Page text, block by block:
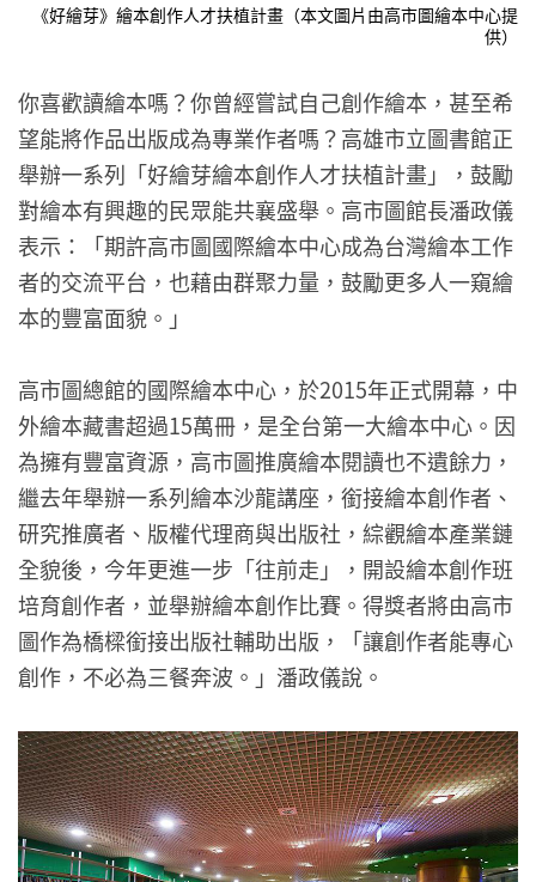
《好繪芽》繪本創作人才扶植計畫（本文圖片由高市圖繪本中心提
供）
你喜歡讀繪本嗎？你曾經嘗試自己創作繪本，甚至希
望能將作品出版成為專業作者嗎？高雄市立圖書館正
舉辦一系列「好繪芽繪本創作人才扶植計畫」，鼓勵
對繪本有興趣的民眾能共襄盛舉。高市圖館長潘政儀
表示：「期許高市圖國際繪本中心成為台灣繪本工作
者的交流平台，也藉由群聚力量，鼓勵更多人一窺繪
本的豐富面貌。」
高市圖總館的國際繪本中心，於2015年正式開幕，中
外繪本藏書超過15萬冊，是全台第一大繪本中心。因
為擁有豐富資源，高市圖推廣繪本閱讀也不遺餘力，
繼去年舉辦一系列繪本沙龍講座，銜接繪本創作者、
研究推廣者、版權代理商與出版社，綜觀繪本產業鏈
全貌後，今年更進一步「往前走」，開設繪本創作班
培育創作者，並舉辦繪本創作比賽。得獎者將由高市
圖作為橋樑銜接出版社輔助出版，「讓創作者能專心
創作，不必為三餐奔波。」潘政儀說。